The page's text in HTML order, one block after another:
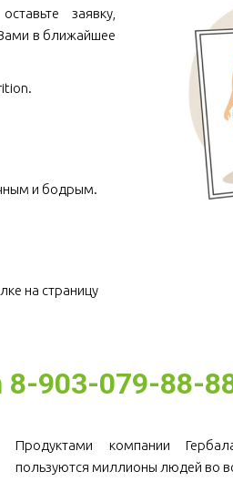
заявку,
в ближайшее
и бодрым.
903-079-88-
Продуктами компании
пользуются миллионы людей во